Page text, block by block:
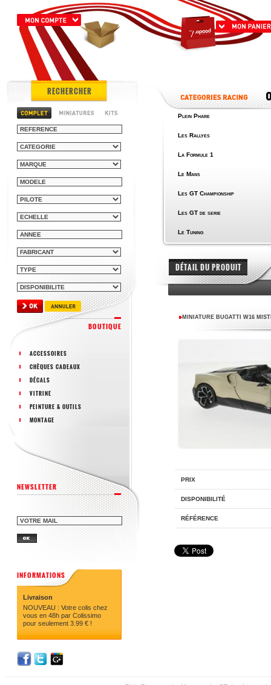
RECHERCHER
BOUTIQUE
ACCESSOIRES
CHÈQUES CADEAUX
DÉCALS
VITRINE
PEINTURE & OUTILS
MONTAGE
NEWSLETTER
INFORMATIONS
Livraison
NOUVEAU : Votre colis chez
vous en 48h par Colissimo
pour seulement 3.99 € !
Plein Phare
Les Rallyes
La Formule 1
Le Mans
Les GT Championship
Les GT de serie
Le Tuning
DÉTAIL DU PRODUIT
MINIATURE BUGATTI W16
PRIX
DISPONIBILITÉ
RÉFÉRENCE